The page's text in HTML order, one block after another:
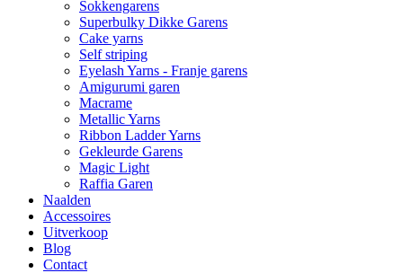
Sokkengarens
Superbulky Dikke Garens
Cake yarns
Self striping
Eyelash Yarns - Franje garens
Amigurumi garen
Macrame
Metallic Yarns
Ribbon Ladder Yarns
Gekleurde Garens
Magic Light
Raffia Garen
Naalden
Accessoires
Uitverkoop
Blog
Contact